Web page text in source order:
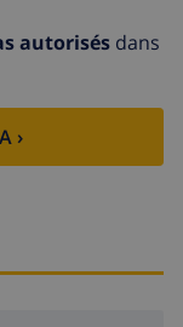
en compte:
optique.
Situation
à 1.5 km de la
avec
de
2
autorisés dans
›